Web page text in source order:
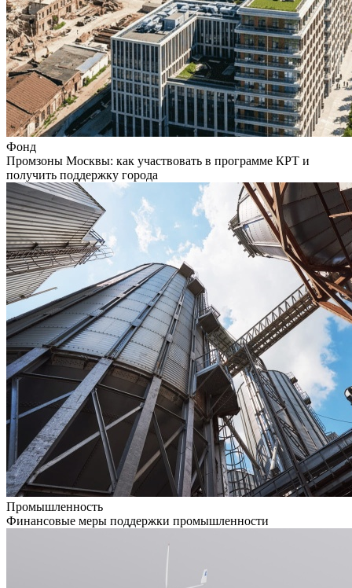
Фонд
Промзоны Москвы: как участвовать в программе КРТ и
получить поддержку города
Промышленность
Финансовые меры поддержки промышленности